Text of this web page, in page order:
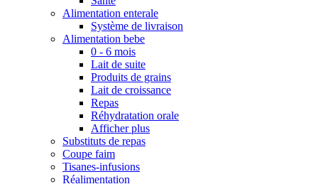
Alimentation enterale
Système de livraison
Alimentation bebe
0 - 6 mois
Lait de suite
Produits de grains
Lait de croissance
Repas
Réhydratation orale
Afficher plus
Substituts de repas
Coupe faim
Tisanes-infusions
Réalimentation